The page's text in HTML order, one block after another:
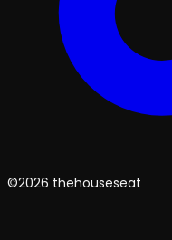
©2026 thehouseseat